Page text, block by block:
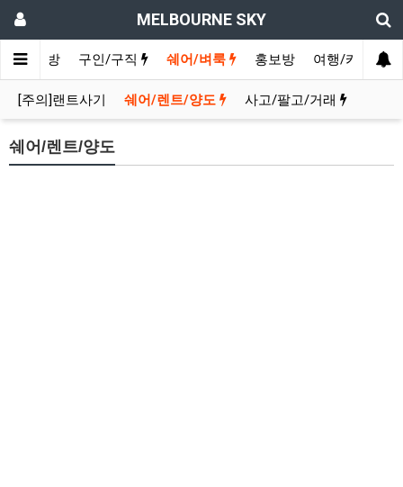
MELBOURNE SKY
수다방 구인/구직 쉐어/벼룩 홍보방 여행/카페
[주의]랜트사기 쉐어/렌트/양도 사고/팔고/거래
쉐어/렌트/양도